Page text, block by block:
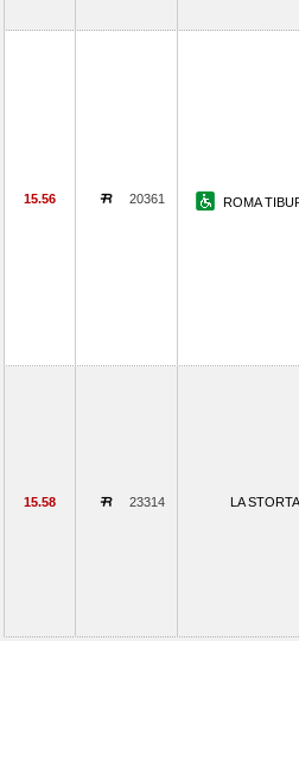
15.56 20361 ROMA
15.58 23314 LA STORTA